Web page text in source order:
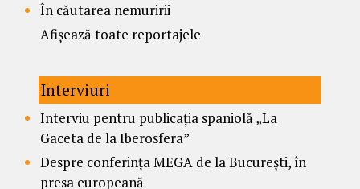
În căutarea nemuririi
Afișează toate reportajele
Interviuri
Interviu pentru publicația spaniolă „La
Gaceta de la Iberosfera”
Despre conferința MEGA de la București, în
presa europeană